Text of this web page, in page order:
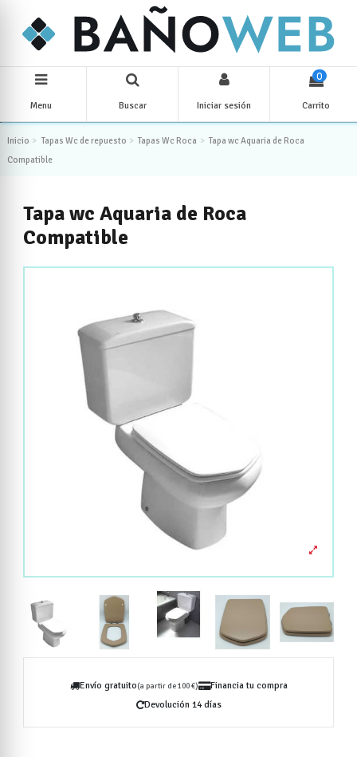
Menu Buscar Iniciar sesión
0
Carrito
Inicio Tapas Wc de repuesto Tapas Wc Roca
Tapa wc Aquaria de Roca
Compatible
Tapa wc Aquaria de Roca
Compatible
Envío gratuito(a partir de 100 €)
Financia tu compra
Devolución 14 días